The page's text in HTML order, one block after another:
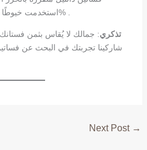
استخدمت خيوطًا تركية محلية تخفض التكلفة 40% .
تذكري: جمالك لا يُقاس بثمن
شاركينا تجربتك في البحث عن
Next Post →